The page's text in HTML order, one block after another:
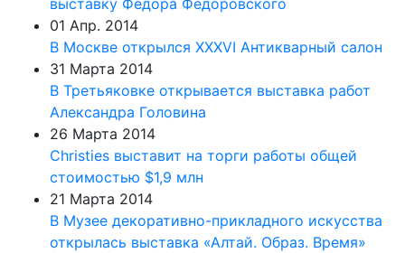
выставку Федора Федоровского
01 Апр. 2014
В Москве открылся XXXVI Антикварный салон
31 Марта 2014
В Третьяковке открывается выставка работ
Александра Головина
26 Марта 2014
Christies выставит на торги работы общей
стоимостью $1,9 млн
21 Марта 2014
В Музее декоративно-прикладного искусства
открылась выставка «Алтай. Образ. Время»